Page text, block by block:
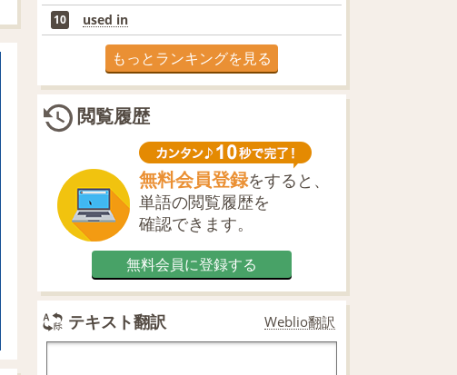
10 used in
もっとランキングを見る
閲覧履歴
無料会員登録をすると、
単語の閲覧履歴を
確認できます。
無料会員に登録する
テキスト翻訳 Weblio翻訳